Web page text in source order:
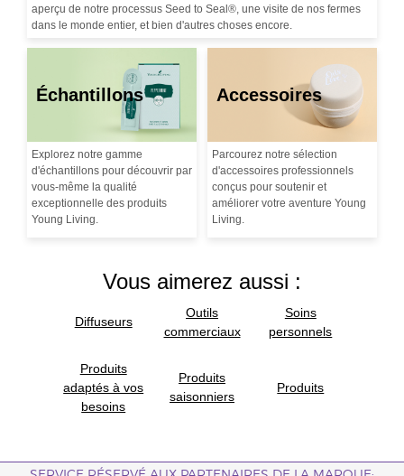
aperçu de notre processus Seed to Seal®, une visite de nos fermes
dans le monde entier, et bien d'autres choses encore.
Échantillons
Explorez notre gamme
d'échantillons pour découvrir par
vous-même la qualité
exceptionnelle des produits
Young Living.
Accessoires
Parcourez notre sélection
d'accessoires professionnels
conçus pour soutenir et
améliorer votre aventure Young
Living.
Vous aimerez aussi :
Diffuseurs
Outils
commerciaux
Soins
personnels
Produits
adaptés à vos
besoins
Produits
saisonniers
Produits